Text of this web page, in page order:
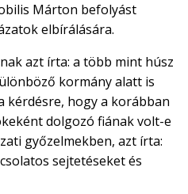
Márton befolyást
elbírálására.
azt írta: a több mint húsz
kormány alatt is
kérdésre, hogy a korábban
dolgozó fiának volt-e
győzelmekben, azt írta:
sejtetéseket és